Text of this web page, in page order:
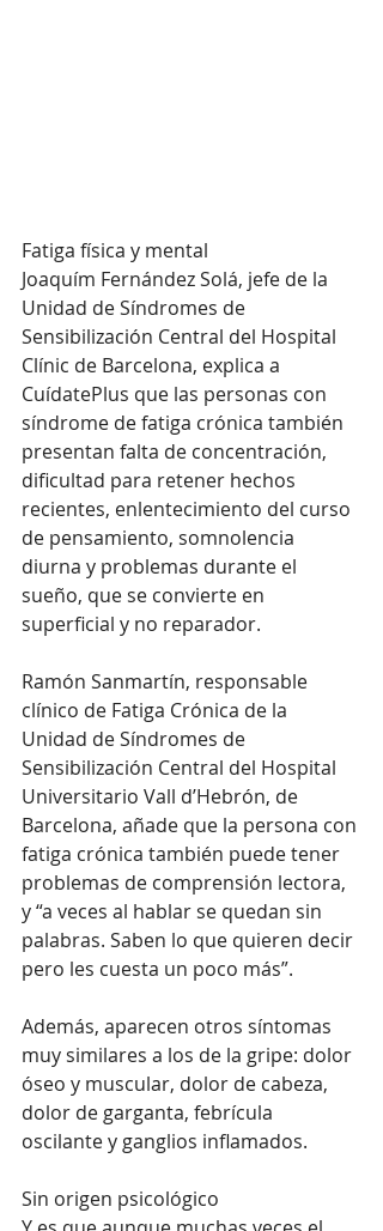
Fatiga física y mental
Joaquím Fernández Solá, jefe de la
Unidad de Síndromes de
Sensibilización Central del Hospital
Clínic de Barcelona, explica a
CuídatePlus que las personas con
síndrome de fatiga crónica también
presentan falta de concentración,
dificultad para retener hechos
recientes, enlentecimiento del curso
de pensamiento, somnolencia
diurna y problemas durante el
sueño, que se convierte en
superficial y no reparador.
Ramón Sanmartín, responsable
clínico de Fatiga Crónica de la
Unidad de Síndromes de
Sensibilización Central del Hospital
Universitario Vall d’Hebrón, de
Barcelona, añade que la persona con
fatiga crónica también puede tener
problemas de comprensión lectora,
y “a veces al hablar se quedan sin
palabras. Saben lo que quieren decir
pero les cuesta un poco más”.
Además, aparecen otros síntomas
muy similares a los de la gripe: dolor
óseo y muscular, dolor de cabeza,
dolor de garganta, febrícula
oscilante y ganglios inflamados.
Sin origen psicológico